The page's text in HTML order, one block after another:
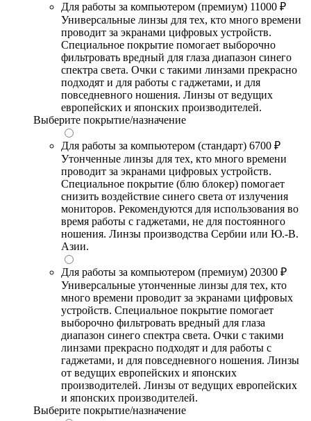
Для работы за компьютером (премиум) 11000 ₽
Универсальные линзы для тех, кто много времени
проводит за экранами цифровых устройств.
Специальное покрытие помогает выборочно
фильтровать вредный для глаза диапазон синего
спектра света. Очки с такими линзами прекрасно
подходят и для работы с гаджетами, и для
повседневного ношения. Линзы от ведущих
европейских и японских производителей.
Выберите покрытие/назначение
Для работы за компьютером (стандарт) 6700 ₽
Утонченные линзы для тех, кто много времени
проводит за экранами цифровых устройств.
Специальное покрытие (блю блокер) помогает
снизить воздействие синего света от излучения
мониторов. Рекомендуются для использования во
время работы с гаджетами, не для постоянного
ношения. Линзы производства Сербии или Ю.-В.
Азии.
Для работы за компьютером (премиум) 20300 ₽
Универсальные утонченные линзы для тех, кто
много времени проводит за экранами цифровых
устройств. Специальное покрытие помогает
выборочно фильтровать вредный для глаза
диапазон синего спектра света. Очки с такими
линзами прекрасно подходят и для работы с
гаджетами, и для повседневного ношения. Линзы
от ведущих европейских и японских
производителей. Линзы от ведущих европейских
и японских производителей.
Выберите покрытие/назначение